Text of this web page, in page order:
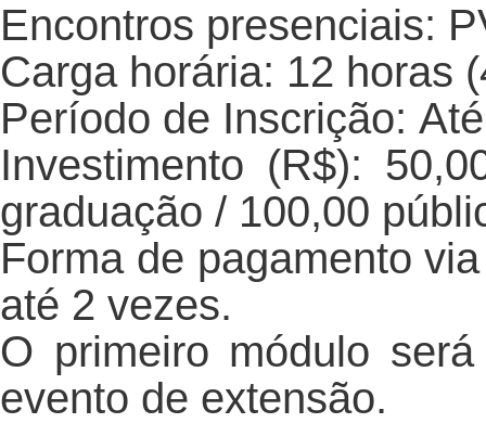
Encontros presenciais:
Carga horária: 12 horas
Período de Inscrição:
Investimento (R$):
graduação / 100,00
Forma de pagamento
até 2 vezes.
O primeiro módulo
evento de extensão.